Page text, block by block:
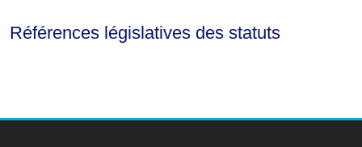
Références législatives des statuts